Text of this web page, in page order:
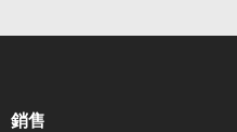
銷售